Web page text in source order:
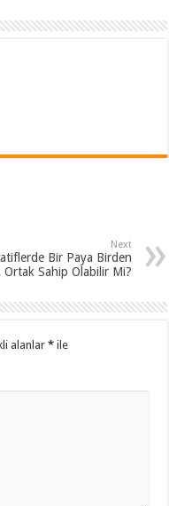
Next
Bir Paya Birden
Ortak Sahip Olabilir Mi?
alanlar* ile